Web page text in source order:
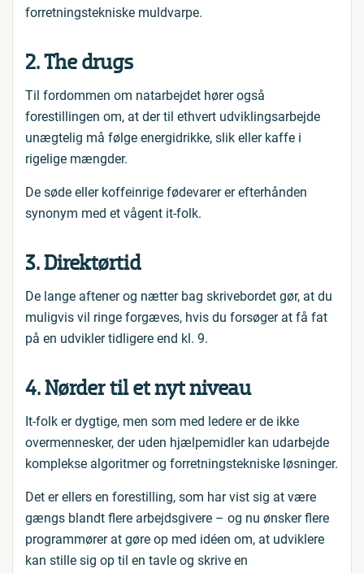
forretningstekniske muldvarpe.
2. The drugs
Til fordommen om natarbejdet hører også
forestillingen om, at der til ethvert udviklingsarbejde
unægtelig må følge energidrikke, slik eller kaffe i
rigelige mængder.
De søde eller koffeinrige fødevarer er efterhånden
synonym med et vågent it-folk.
3. Direktørtid
De lange aftener og nætter bag skrivebordet gør, at du
muligvis vil ringe forgæves, hvis du forsøger at få fat
på en udvikler tidligere end kl. 9.
4. Nørder til et nyt niveau
It-folk er dygtige, men som med ledere er de ikke
overmennesker, der uden hjælpemidler kan udarbejde
komplekse algoritmer og forretningstekniske løsninger.
Det er ellers en forestilling, som har vist sig at være
gængs blandt flere arbejdsgivere – og nu ønsker flere
programmører at gøre op med idéen om, at udviklere
kan stille sig op til en tavle og skrive en